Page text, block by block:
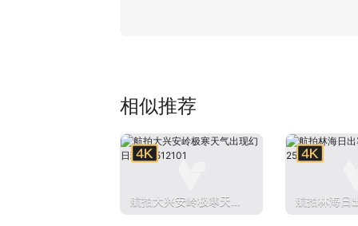
相似推荐
航拍大兴安岭极寒天气
航拍林海日